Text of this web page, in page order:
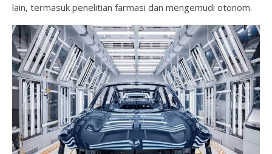
lain, termasuk penelitian farmasi dan mengemudi otonom.